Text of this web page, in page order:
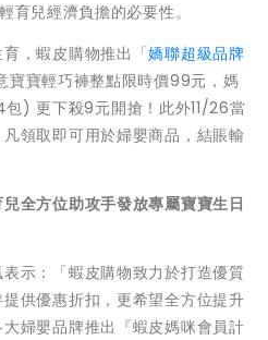
育兒經濟負擔的必要性。
，蝦皮購物推出 「嬌聯超級品牌
寶寶輕巧褲整點限時價99元，媽
包)更下殺9元開搶！此外11/26當
凡領取即可用於婦嬰商品，結賬輸
兒全方位助攻手發放專屬寶寶生日
示：「蝦皮購物致力於打造優質
供優惠折扣，更希望全方位提升
婦嬰品牌推出『蝦皮媽咪會員計